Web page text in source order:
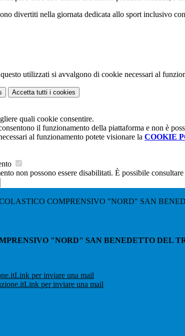
divertiti nella giornata dedicata allo sport inclusivo
utilizzati si avvalgono di cookie necessari al
Accetta tutti i cookies
quali cookie consentire.
il funzionamento della piattaforma e non è
al funzionamento potete visionare la COOKIE
non possono essere disabilitati. È possibile
COMPRENSIVO "NORD" SAN
"NORD" SAN BENEDETTO DEL
Link per inviare una mail
Link per inviare una mail